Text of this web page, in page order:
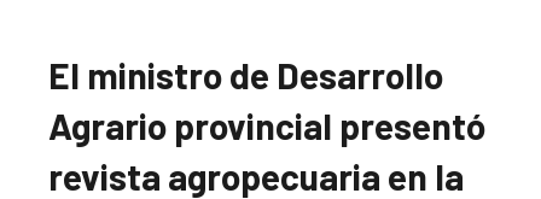
El ministro de Desarrollo
Agrario provincial presentó
revista agropecuaria en la